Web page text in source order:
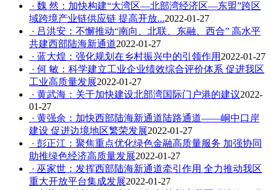
· 魏 然：加快构建“大湾区—北部湾经济区—东盟”跨区
域跨境产业链供应链 提高开放...2022-01-27
· 吕洪安：不懈推动“南向、北联、东融、西合” 高水平
共建西部陆海新通道2022-01-27
· 蓝大煌：强化规划在乡村振兴中的引领作用 2022-01-27
· 何 敏：科学建立工业企业绩效综合评价体系 促进我区
工业高质量发展2022-01-27
· 黄武海：关于加快建设北部湾国际门户港的建议2022-
01-27
· 黄强余：加快西部陆海新通道陆路通道——峒中口岸
建设 促进边境地区繁荣发展2022-01-27
· 彭正江：聚焦重点优化绿色金融高质量服务 加强协同
助推绿色经济高质量发展2022-01-27
· 巫家世：发挥西部陆海新通道牵引作用 全力推动我区
重大开放平台集成发展2022-01-27